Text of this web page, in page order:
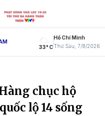
33° C
Hồ Chí Minh
Thứ Sáu, 7/8/2026
chục hộ
lộ 14 sống